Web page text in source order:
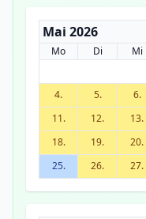
Mai 2026
Mo Di Mi
4.
5. 6.
11.
12. 13.
18.
19. 20.
25.
26. 27.